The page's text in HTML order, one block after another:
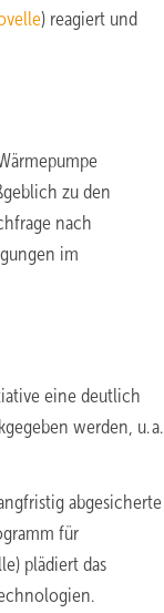
) reagiert und
zu den
nach
im
eine deutlich
werden, u. a.
abgesicherte
für
plädiert das